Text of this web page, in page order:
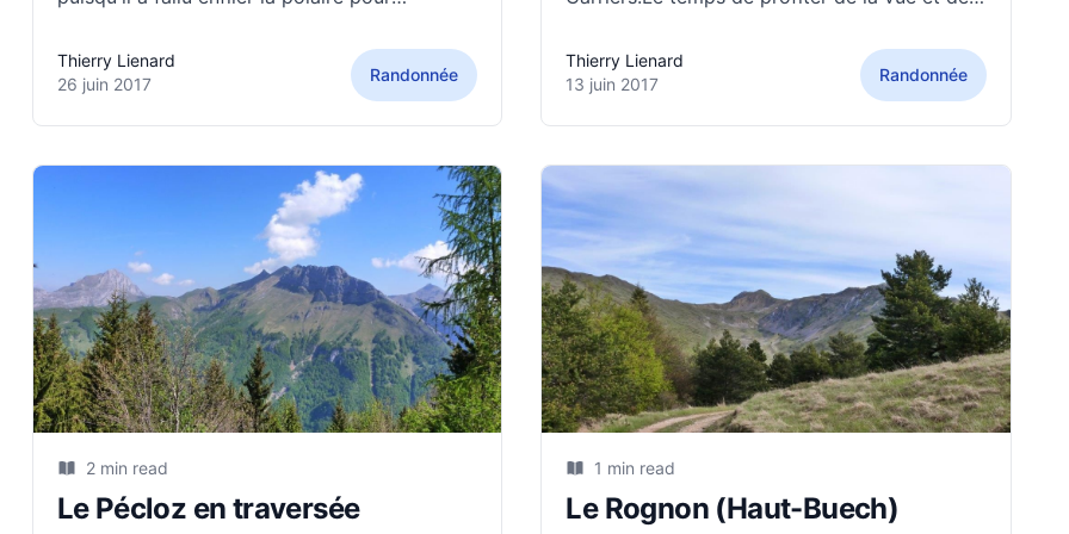
d'autres (qui ne quittent jamais le sac d'un
bon montagnard comme chacun sait !). En
Thierry Lienard
26 juin 2017
Randonnée
redescendons pour aller faire notre devoir de
citoyen. (Den = 900 m)
Thierry Lienard
13 juin 2017
Randonnée
2 min read
Le Pécloz en traversée
1 min read
Le Rognon (Haut-Buech)